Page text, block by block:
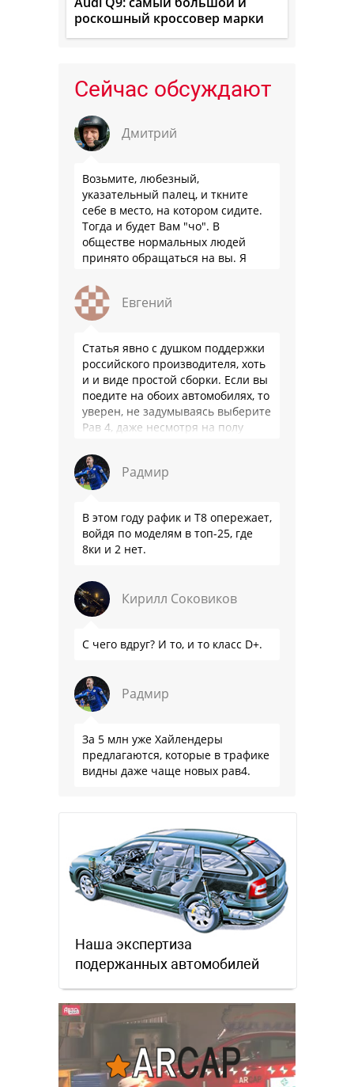
роскошный кроссовер марки
Сейчас обсуждают
Дмитрий
Возьмите, любезный,
указательный палец, и ткните
себе в место, на котором сидите.
Тогда и будет Вам "чо". В
обществе нормальных людей
принято обращаться на вы. Я
Евгений
Статья явно с душком поддержки
российского производителя, хоть
и и виде простой сборки. Если вы
поедите на обоих автомобилях, то
уверен, не задумываясь выберите
Рав 4, даже несмотря на полу
Радмир
В этом году рафик и Т8 опережает,
войдя по моделям в топ-25, где
8ки и 2 нет.
Кирилл Соковиков
С чего вдруг? И то, и то класс D+.
Радмир
За 5 млн уже Хайлендеры
предлагаются, которые в трафике
видны даже чаще новых рав4.
Наша экспертиза
подержанных автомобилей